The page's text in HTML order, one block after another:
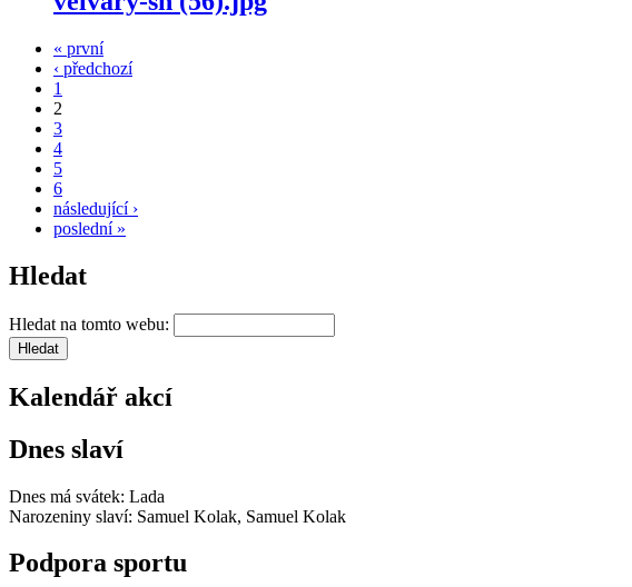
« první
‹ předchozí
1
2
3
4
5
6
následující ›
poslední »
Hledat
Hledat na tomto webu:
Kalendář akcí
Dnes slaví
Dnes má svátek: Lada
Narozeniny slaví: Samuel Kolak, Samuel Kolak
Podpora sportu